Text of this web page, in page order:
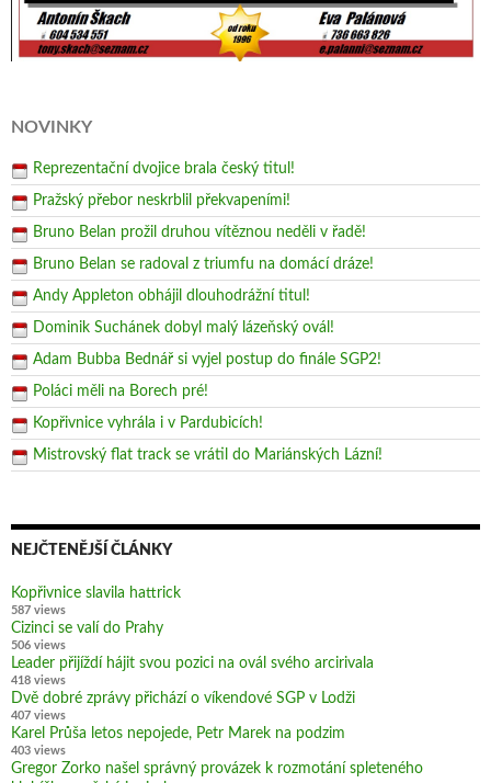
NOVINKY
Reprezentační dvojice brala český titul!
Pražský přebor neskrblil překvapeními!
Bruno Belan prožil druhou vítěznou neděli v řadě!
Bruno Belan se radoval z triumfu na domácí dráze!
Andy Appleton obhájil dlouhodrážní titul!
Dominik Suchánek dobyl malý lázeňský ovál!
Adam Bubba Bednář si vyjel postup do finále SGP2!
Poláci měli na Borech pré!
Kopřivnice vyhrála i v Pardubicích!
Mistrovský flat track se vrátil do Mariánských Lázní!
NEJČTENĚJŠÍ ČLÁNKY
Kopřivnice slavila hattrick
587 views
Cizinci se valí do Prahy
506 views
Leader přijíždí hájit svou pozici na ovál svého arcirivala
418 views
Dvě dobré zprávy přichází o víkendové SGP v Lodži
407 views
Karel Průša letos nepojede, Petr Marek na podzim
403 views
Gregor Zorko našel správný provázek k rozmotání spleteného